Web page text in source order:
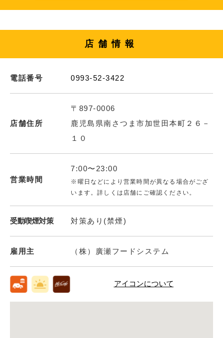
店舗情報
電話番号 0993-52-3422
店舗住所
〒897-0006
鹿児島県南さつま市加世田本町２６－
１０
営業時間
7:00〜23:00
※曜日などにより営業時間が異なる場合がござ
います。詳しくは店舗にご確認ください。
受動喫煙対策 対策あり(禁煙)
雇用主 （株）廣瀬フードシステム
アイコンについて